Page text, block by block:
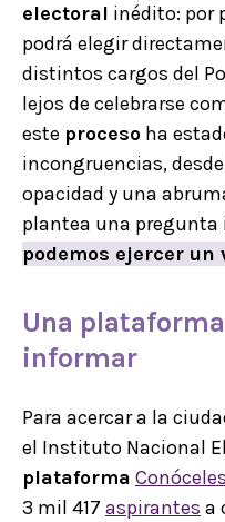
electoral inédito: por
podrá elegir
distintos cargos del
lejos de celebrarse
este proceso ha
incongruencias,
opacidad y una
plantea una pregunta
podemos ejercer un
Una
informar
Para acercar a la
el Instituto Nacional
plataforma Conóceles
3 mil 417 aspirantes a